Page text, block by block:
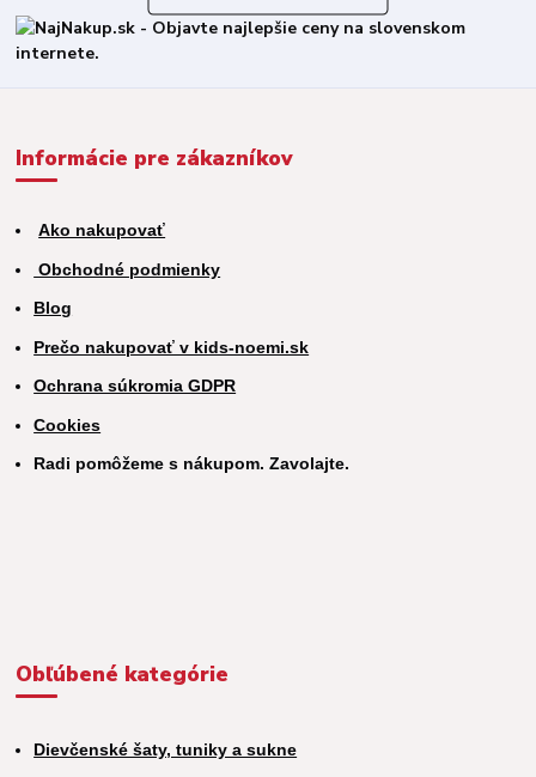
Informácie pre zákazníkov
Ako nakupovať
Obchodné podmienky
Blog
Prečo nakupovať v kids-noemi.sk
Ochrana súkromia GDPR
Cookies
Radi pomôžeme s nákupom. Zavolajte.
Obľúbené kategórie
Dievčenské šaty, tuniky a sukne